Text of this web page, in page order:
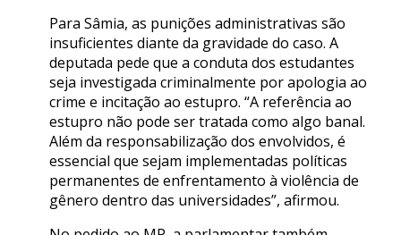
Para Sâmia, as punições administrativas são
insuficientes diante da gravidade do caso. A
deputada pede que a conduta dos estudantes
seja investigada criminalmente por apologia ao
crime e incitação ao estupro. “A referência ao
estupro não pode ser tratada como algo banal.
Além da responsabilização dos envolvidos, é
essencial que sejam implementadas políticas
permanentes de enfrentamento à violência de
gênero dentro das universidades”, afirmou.